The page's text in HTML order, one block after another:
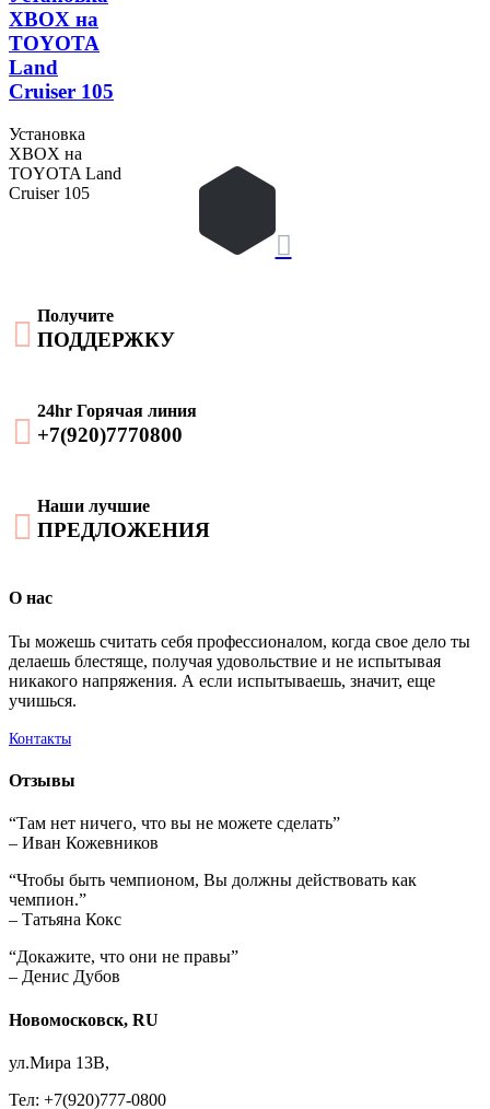
XBOX на
TOYOTA
Land
Cruiser 105
Установка
XBOX на
TOYOTA Land
Cruiser 105

 Получите
ПОДДЕРЖКУ

24hr Горячая линия
+7(920)7770800

Наши лучшие
ПРЕДЛОЖЕНИЯ
О нас
Ты можешь считать себя профессионалом, когда свое дело ты
делаешь блестяще, получая удовольствие и не испытывая
никакого напряжения. А если испытываешь, значит, еще
учишься.
Контакты
Отзывы
“Там нет ничего, что вы не можете сделать”
– Иван Кожевников
“Чтобы быть чемпионом, Вы должны действовать как
чемпион.”
– Татьяна Кокс
“Докажите, что они не правы”
– Денис Дубов
Новомосковск, RU
ул.Мира 13В,
Тел: +7(920)777-0800